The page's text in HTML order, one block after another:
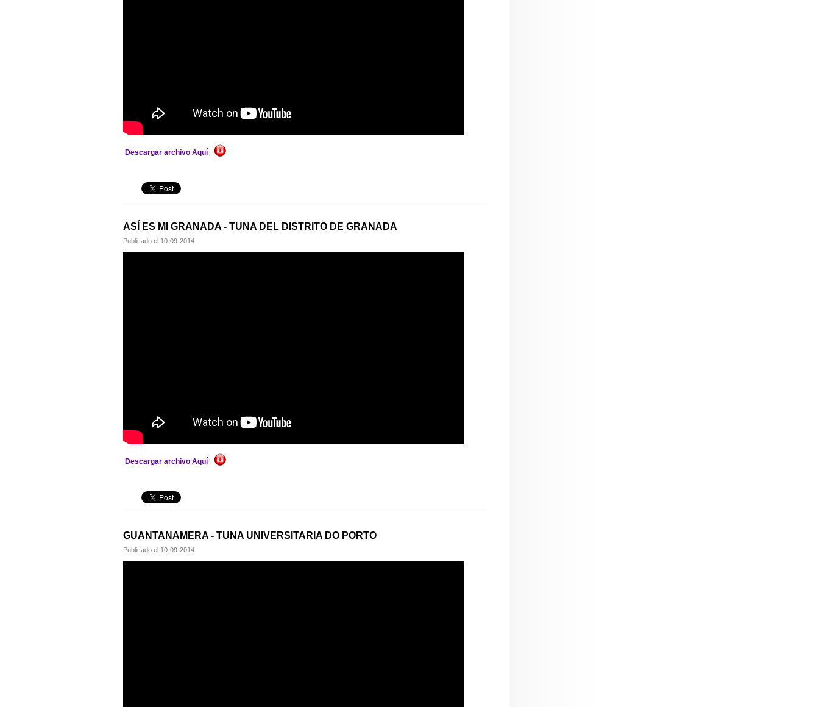
Descargar archivo Aquí
ASÍ ES MI GRANADA - TUNA DEL DISTRITO DE GRANADA
Publicado el 10-09-2014
Descargar archivo Aquí
GUANTANAMERA - TUNA UNIVERSITARIA DO PORTO
Publicado el 10-09-2014